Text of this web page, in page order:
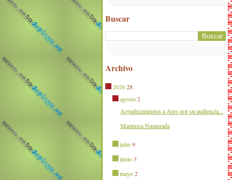
Buscar
Archivo
202628
agosto 2
Agradecimientos a Ares por su audiencia...
Mariposa Numerada
julio 9
junio 3
mayo 2